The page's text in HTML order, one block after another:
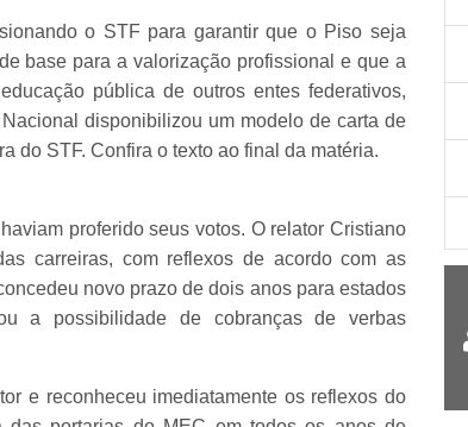
o STF para garantir que o Piso seja
base para a valorização profissional e que a
pública de outros entes federativos,
disponibilizou um modelo de carta de
do STF. Confira o texto ao final da matéria.
proferido seus votos. O relator Cristiano
carreiras, com reflexos de acordo com as
novo prazo de dois anos para estados
a possibilidade de cobranças de verbas
e reconheceu imediatamente os reflexos do